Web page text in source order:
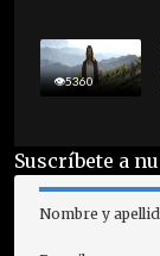
5360
Suscríbete a
Nombre y